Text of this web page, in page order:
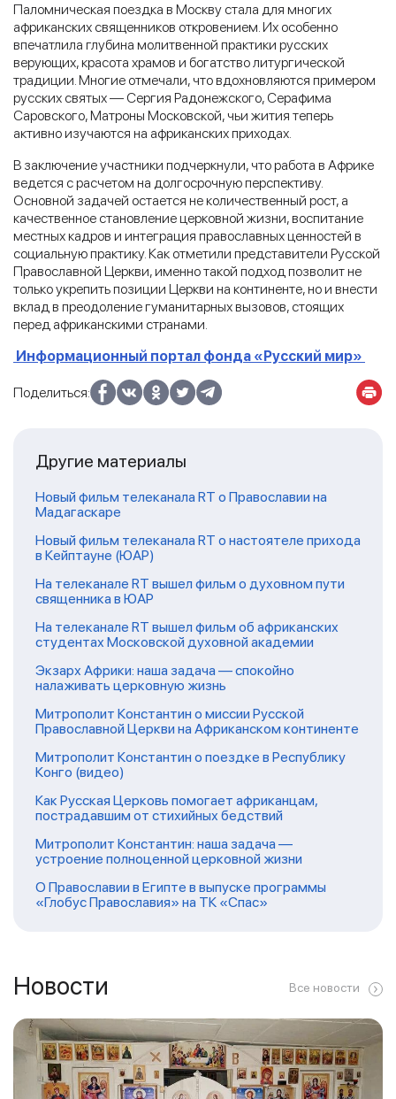
Паломническая поездка в Москву стала для многих
африканских священников откровением. Их особенно
впечатлила глубина молитвенной практики русских
верующих, красота храмов и богатство литургической
традиции. Многие отмечали, что вдохновляются примером
русских святых — Сергия Радонежского, Серафима
Саровского, Матроны Московской, чьи жития теперь
активно изучаются на африканских приходах.
В заключение участники подчеркнули, что работа в Африке
ведется с расчетом на долгосрочную перспективу.
Основной задачей остается не количественный рост, а
качественное становление церковной жизни, воспитание
местных кадров и интеграция православных ценностей в
социальную практику. Как отметили представители Русской
Православной Церкви, именно такой подход позволит не
только укрепить позиции Церкви на континенте, но и внести
вклад в преодоление гуманитарных вызовов, стоящих
перед африканскими странами.
Информационный портал фонда «Русский мир»
Поделиться:
Другие материалы
Новый фильм телеканала RT о Православии на
Мадагаскаре
Новый фильм телеканала RT о настоятеле прихода
в Кейптауне (ЮАР)
На телеканале RT вышел фильм о духовном пути
священника в ЮАР
На телеканале RT вышел фильм об африканских
студентах Московской духовной академии
Экзарх Африки: наша задача — спокойно
налаживать церковную жизнь
Митрополит Константин о миссии Русской
Православной Церкви на Африканском континенте
Митрополит Константин о поездке в Республику
Конго (видео)
Как Русская Церковь помогает африканцам,
пострадавшим от стихийных бедствий
Митрополит Константин: наша задача —
устроение полноценной церковной жизни
О Православии в Египте в выпуске программы
«Глобус Православия» на ТК «Спас»
Новости Все новости